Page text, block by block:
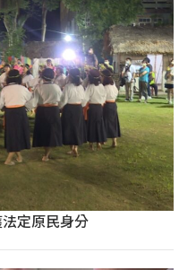
定原民身分